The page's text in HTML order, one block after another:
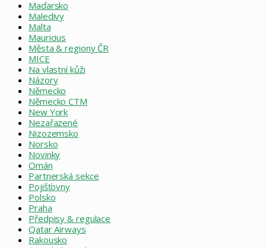
Maďarsko
Maledivy
Malta
Mauricius
Města & regiony ČR
MICE
Na vlastní kůži
Názory
Německo
Německo CTM
New York
Nezařazené
Nizozemsko
Norsko
Novinky
Omán
Partnerská sekce
Pojišťovny
Polsko
Praha
Předpisy & regulace
Qatar Airways
Rakousko